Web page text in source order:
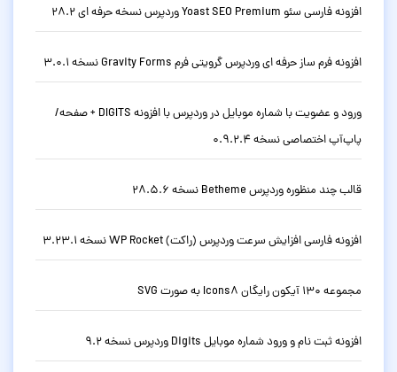
افزونه فارسی سئو Yoast SEO Premium وردپرس نسخه حرفه ای 28.2
افزونه فرم ساز حرفه ای وردپرس گرویتی فرم Gravity Forms نسخه 3.0.1
ورود و عضویت با شماره موبایل در وردپرس با افزونه DIGITS + صفحه/
پاپ‌آپ اختصاصی نسخه 0.9.2.4
قالب چند منظوره وردپرس Betheme نسخه 28.5.6
افزونه فارسی افزایش سرعت وردپرس (راکت) WP Rocket نسخه 3.23.1
مجموعه 130 آیکون رایگان Icons8 به صورت SVG
افزونه ثبت نام و ورود شماره موبایل Digits وردپرس نسخه 9.2